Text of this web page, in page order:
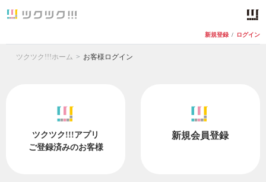
新規登録 / ログイン
ツクツク!!!ホーム お客様ログイン
ツクツク!!!アプリ
ご登録済みのお客様
新規会員登録